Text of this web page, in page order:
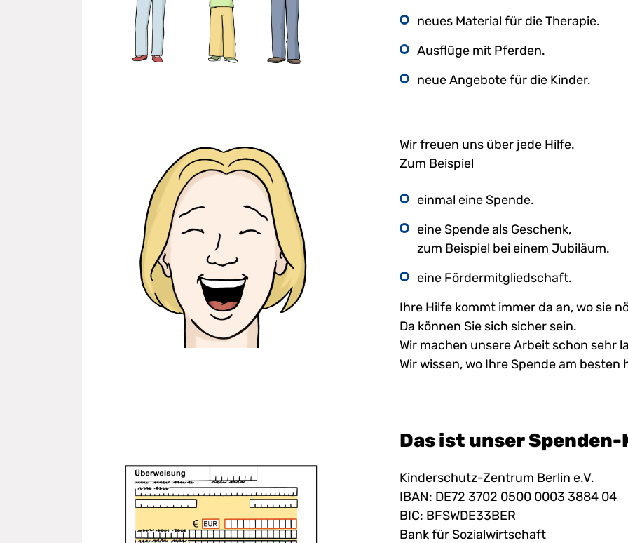
neues Material für die Therapie.
Ausflüge mit Pferden.
neue Angebote für die Kinder.
Wir freuen uns über jede Hilfe.
Zum Beispiel
einmal eine Spende.
eine Spende als Geschenk,
zum Beispiel bei einem Jubiläum.
eine Fördermitgliedschaft.
Ihre Hilfe kommt immer da an, wo sie
Da können Sie sich sicher sein.
Wir machen unsere Arbeit schon sehr
Wir wissen, wo Ihre Spende am besten
Das ist unser
Kinderschutz-Zentrum Berlin e.V.
IBAN: DE72 3702 0500 0003 3884 04
BIC: BFSWDE33BER
Bank für Sozialwirtschaft